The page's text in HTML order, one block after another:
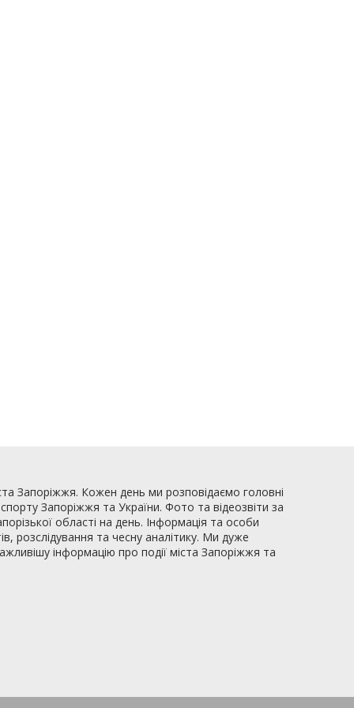
Запоріжжя. Кожен день ми розповідаємо головні
Запоріжжя та України. Фото та відеозвіти за
області на день. Інформація та особи
розслідування та чесну аналітику. Ми дуже
інформацію про події міста Запоріжжя та